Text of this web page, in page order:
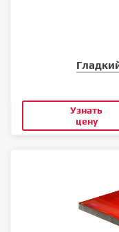
Узнать
цену